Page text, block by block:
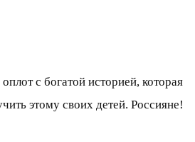
с богатой историей, которая
этому своих детей. Россияне!